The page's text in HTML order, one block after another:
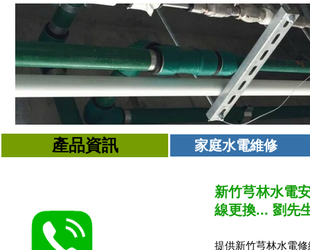
產品資訊 家庭水電維修
新竹芎林水電
線更換... 劉先
提供新竹芎林水電